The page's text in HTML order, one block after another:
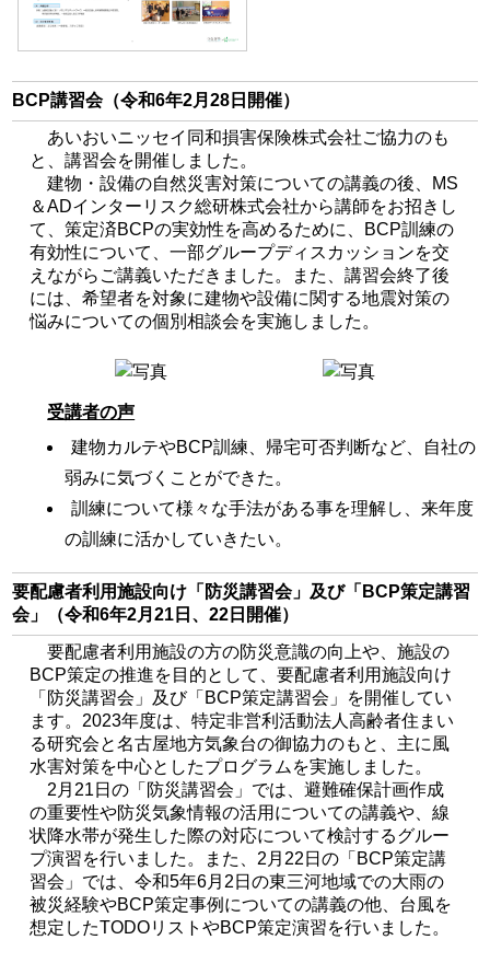
BCP講習会（令和6年2月28日開催）
あいおいニッセイ同和損害保険株式会社ご協力のも
と、講習会を開催しました。
建物・設備の自然災害対策についての講義の後、MS
＆ADインターリスク総研株式会社から講師をお招きし
て、策定済BCPの実効性を高めるために、BCP訓練の
有効性について、一部グループディスカッションを交
えながらご講義いただきました。また、講習会終了後
には、希望者を対象に建物や設備に関する地震対策の
悩みについての個別相談会を実施しました。
受講者の声
建物カルテやBCP訓練、帰宅可否判断など、自社の
弱みに気づくことができた。
訓練について様々な手法がある事を理解し、来年度
の訓練に活かしていきたい。
要配慮者利用施設向け「防災講習会」及び「BCP策定講習
会」（令和6年2月21日、22日開催）
要配慮者利用施設の方の防災意識の向上や、施設の
BCP策定の推進を目的として、要配慮者利用施設向け
「防災講習会」及び「BCP策定講習会」を開催してい
ます。2023年度は、特定非営利活動法人高齢者住まい
る研究会と名古屋地方気象台の御協力のもと、主に風
水害対策を中心としたプログラムを実施しました。
2月21日の「防災講習会」では、避難確保計画作成
の重要性や防災気象情報の活用についての講義や、線
状降水帯が発生した際の対応について検討するグルー
プ演習を行いました。また、2月22日の「BCP策定講
習会」では、令和5年6月2日の東三河地域での大雨の
被災経験やBCP策定事例についての講義の他、台風を
想定したTODOリストやBCP策定演習を行いました。